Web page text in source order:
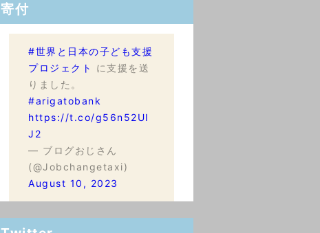
寄付
#世界と日本の子ども支援
プロジェクト
に支援を送
りました。
#arigatobank
https://t.co/g56n52UI
J2
— ブログおじさん
(@Jobchangetaxi)
August 10, 2023